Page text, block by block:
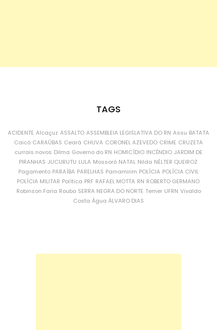
TAGS
ACIDENTE Alcaçuz ASSALTO ASSEMBLEIA LEGISLATIVA DO RN Assu BATATA
Caicó CARAÚBAS Ceará CHUVA CORONEL AZEVEDO CRIME CRUZETA
currais novos Dilma Governo do RN HOMICÍDIO INCÊNDIO JARDIM DE
PIRANHAS JUCURUTU LULA Mossoró NATAL Nilda NÉLTER QUEIROZ
Pagamento PARAÍBA PARELHAS Parnamirim POLÍCIA POLÍCIA CIVIL
POLÍCIA MILITAR Política PRF RAFAEL MOTTA RN ROBERTO GERMANO
Robinson Faria Roubo SERRA NEGRA DO NORTE Temer UFRN Vivaldo
Costa Água ÁLVARO DIAS